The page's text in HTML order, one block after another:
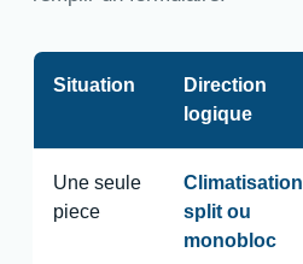
Situation
Direction
logique
Une seule
piece
Climatisation
split ou
monobloc